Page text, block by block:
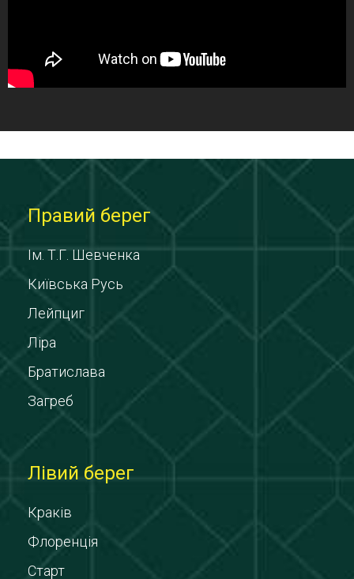
Правий берег
Ім. Т.Г. Шевченка
Київська Русь
Лейпциг
Ліра
Братислава
Загреб
Лівий берег
Краків
Флоренція
Старт